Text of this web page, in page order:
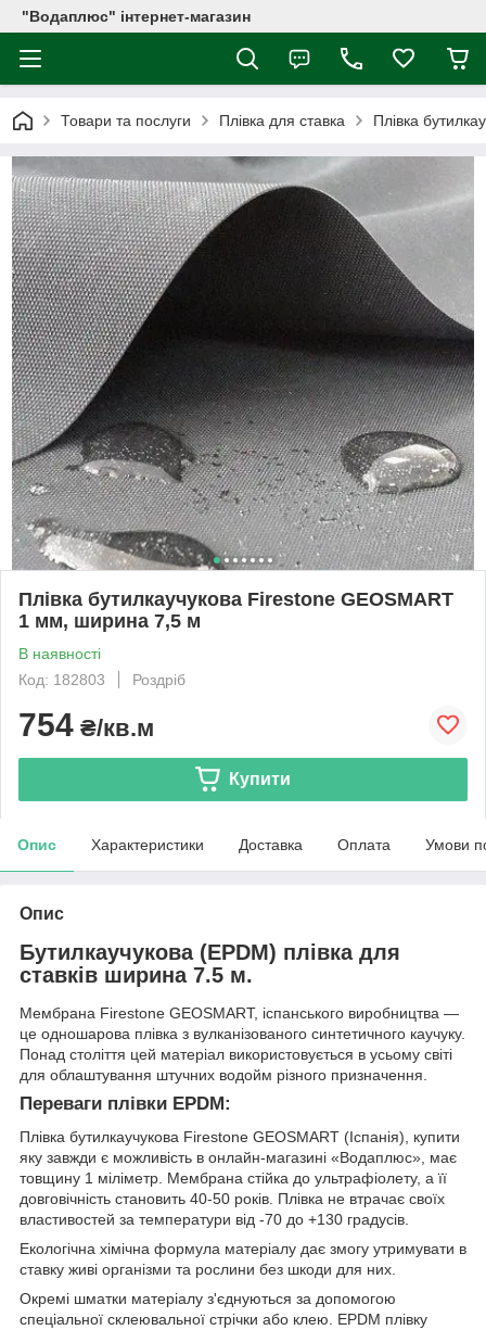
"Водаплюс" інтернет-магазин
Товари та послуги Плівка для ставка Плівка
Плівка бутилкаучукова Firestone GEOSMART
1 мм, ширина 7,5 м
В наявності
Код: 182803
Роздріб
754 ₴/кв.м
Купити
Опис Характеристики Доставка Оплата Умови
Опис
Бутилкаучукова (EPDM) плівка для
ставків ширина 7.5 м.
Мембрана Firestone GEOSMART, іспанського виробництва —
це одношарова плівка з вулканізованого синтетичного каучуку.
Понад століття цей матеріал використовується в усьому світі
для облаштування штучних водойм різного призначення.
Переваги плівки EPDM:
Плівка бутилкаучукова Firestone GEOSMART (Іспанія), купити
яку завжди є можливість в онлайн-магазині «Водаплюс», має
товщину 1 міліметр. Мембрана стійка до ультрафіолету, а її
довговічність становить 40-50 років. Плівка не втрачає своїх
властивостей за температури від -70 до +130 градусів.
Екологічна хімічна формула матеріалу дає змогу утримувати в
ставку живі організми та рослини без шкоди для них.
Окремі шматки матеріалу з'єднуються за допомогою
спеціальної склеювальної стрічки або клею. EPDM плівку